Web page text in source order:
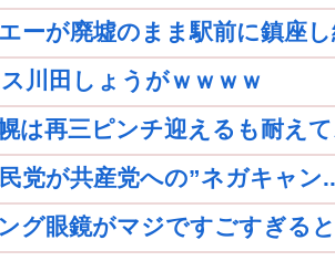
ーが廃墟のまま駅前に鎮座
川田しょうがｗｗｗｗ
は再三ピンチ迎えるも耐え
党が共産党への”ネガキャン
グ眼鏡がマジですごすぎる